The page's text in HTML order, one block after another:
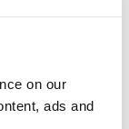
on our
ads and